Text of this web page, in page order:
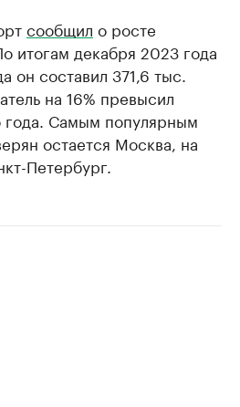
сообщил о росте
итогам декабря 2023 года
он составил 371,6 тыс.
на 16% превысил
года. Самым популярным
остается Москва, на
Петербург.